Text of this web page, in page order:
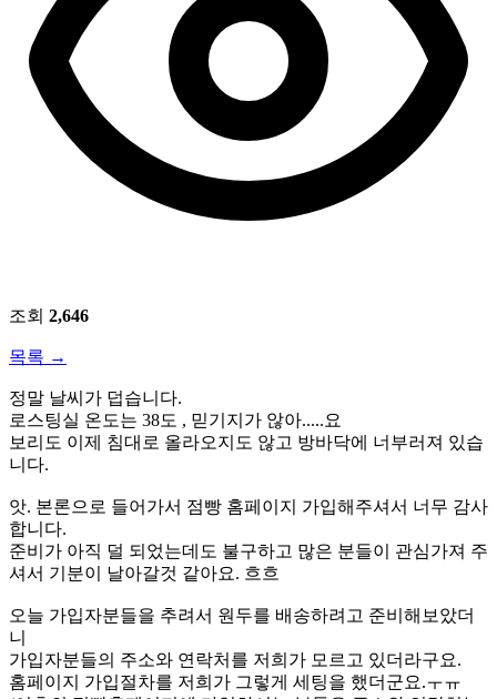
조회 2,646
목록 →
정말 날씨가 덥습니다.
로스팅실 온도는 38도 , 믿기지가 않아.....요
보리도 이제 침대로 올라오지도 않고 방바닥에 너부러져 있습
니다.
앗. 본론으로 들어가서 점빵 홈페이지 가입해주셔서 너무 감사
합니다.
준비가 아직 덜 되었는데도 불구하고 많은 분들이 관심가져 주
셔서 기분이 날아갈것 같아요. 흐흐
오늘 가입자분들을 추려서 원두를 배송하려고 준비해보았더
니
가입자분들의 주소와 연락처를 저희가 모르고 있더라구요.
홈페이지 가입절차를 저희가 그렇게 세팅을 했더군요.ㅜㅠ